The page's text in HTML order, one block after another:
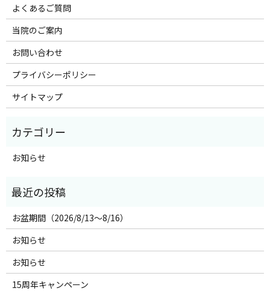
よくあるご質問
当院のご案内
お問い合わせ
プライバシーポリシー
サイトマップ
お知らせ
お盆期間（2026/8/13～8/16）
お知らせ
お知らせ
15周年キャンペーン